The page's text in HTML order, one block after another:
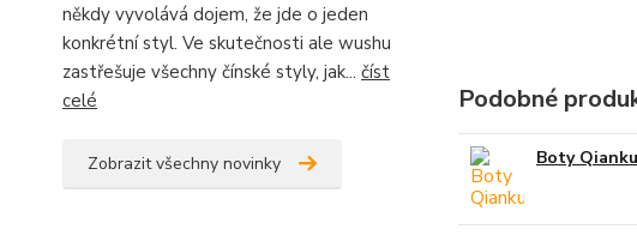
někdy vyvolává dojem, že jde o jeden
konkrétní styl. Ve skutečnosti ale wushu
zastřešuje všechny čínské styly, jak... číst
celé
Zobrazit všechny novinky
Podobné
Boty